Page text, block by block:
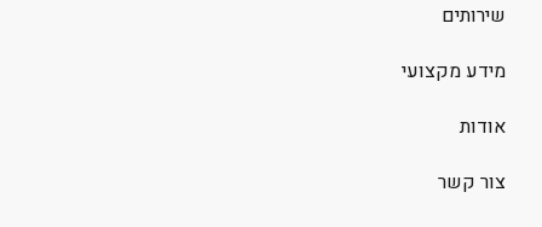
שירותים
מידע מקצועי
אודות
צור קשר